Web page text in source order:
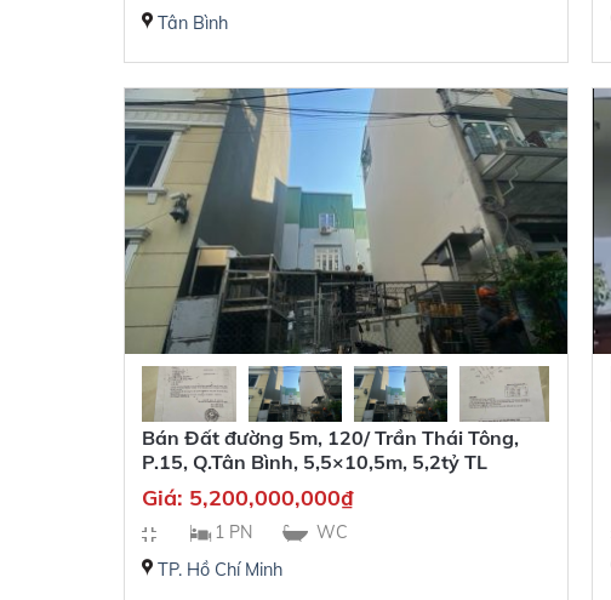
Tân Bình
Bán Đất đường 5m, 120/ Trần Thái Tông,
P.15, Q.Tân Bình, 5,5×10,5m, 5,2tỷ TL
Giá: 5,200,000,000₫
1 PN
WC
TP. Hồ Chí Minh